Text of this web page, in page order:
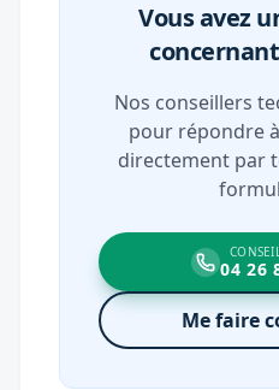
Vous avez
Nos conseillers
pour répondre
directement par
04 26
Me faire